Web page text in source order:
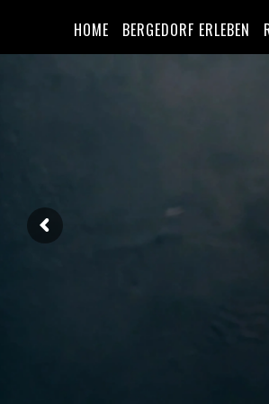
HOME BERGEDORF ERLEBEN